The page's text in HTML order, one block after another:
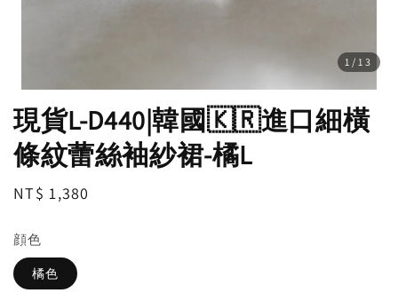
1 /13
現貨L-D440|韓國🇰🇷進口細橫
條紋蕾絲袖紗裙-橘L
Regular
NT$ 1,380
顔色
橘色